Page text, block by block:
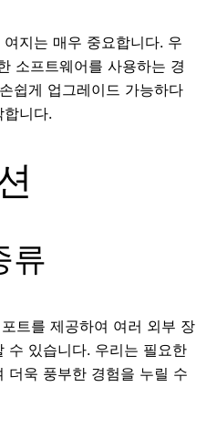
지는 매우 중요합니다. 우
소프트웨어를 사용하는 경
쉽게 업그레이드 가능하다
니다.
류
트를 제공하여 여러 외부 장
수 있습니다. 우리는 필요한
더욱 풍부한 경험을 누릴 수